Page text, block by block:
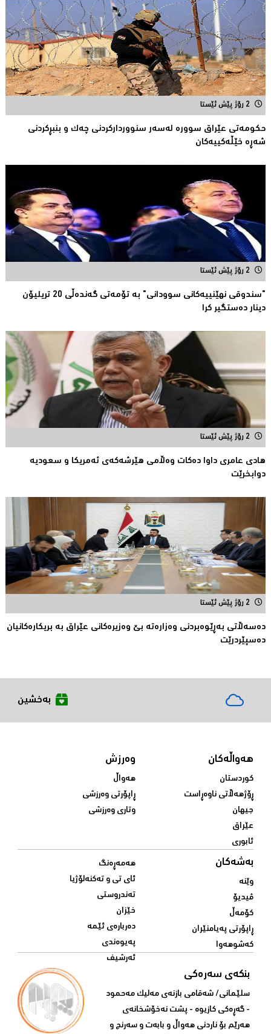
2 رۆژ پێش ئێستا
حكومەتى عێراق سوورە لەسەر سنوورداركردنی چەك و بنبڕكردنی
شەڕە خێڵەكییەكان
2 رۆژ پێش ئێستا
"سندوقی نهێنییەكانی سوودانی" بە تۆمەتی گەندەڵی 20 تریلیۆن
دینار دەستگیر كرا
2 رۆژ پێش ئێستا
هادی عامری داوا دەكات وەڵامی هێرشەكەی ئەمریكا و سعودیە
دوابخرێت
2 رۆژ پێش ئێستا
دەسەڵاتى بەڕێوەبردنی وەزارەتە بێ وەزیرەكانى عێراق بە بریکارەکانیان
دەسپێردرێت
بەخشین
هەواڵەکان
کوردستان
ڕۆژهەڵاتی ناوەڕاست
جیهان
عێراق
ئابوری
وەرزش
هەواڵ
ڕاپۆرتی وەرزشی
وتاری وەرزشی
بەشەکان
وێنە
ڤیدیۆ
کۆمەڵ
ڕاپۆرتی پەیامنێران
کەشوهەوا
هەمەڕەنگ
ئای تی و تەکنەلۆژیا
تەندروستی
خێزان
دەربارەی ئێمە
پەیوەندی
ئەرشیف
بنکەی سەرەکی
سلێمانی/ شه‌قامی بازنه‌ی مه‌لیک مه‌حمود
- گه‌ڕه‌کی کازیوه‌ - پشت نه‌خۆشخانه‌ی‌
هه‌رێم بۆ ناردنی‌ هه‌واڵ و بابه‌ت و سه‌رنج و